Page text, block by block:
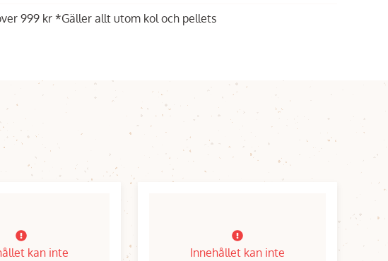
999 kr *Gäller allt utom kol och pellets
kan inte
Innehållet kan inte